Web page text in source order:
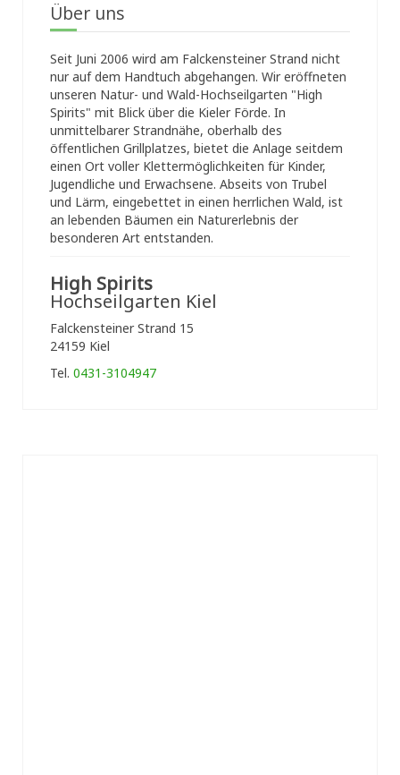
Über uns
Seit Juni 2006 wird am Falckensteiner Strand nicht
nur auf dem Handtuch abgehangen. Wir eröffneten
unseren Natur- und Wald-Hochseilgarten "High
Spirits" mit Blick über die Kieler Förde. In
unmittelbarer Strandnähe, oberhalb des
öffentlichen Grillplatzes, bietet die Anlage seitdem
einen Ort voller Klettermöglichkeiten für Kinder,
Jugendliche und Erwachsene. Abseits von Trubel
und Lärm, eingebettet in einen herrlichen Wald, ist
an lebenden Bäumen ein Naturerlebnis der
besonderen Art entstanden.
High Spirits
Hochseilgarten Kiel
Falckensteiner Strand 15
24159 Kiel
Tel. 0431-3104947